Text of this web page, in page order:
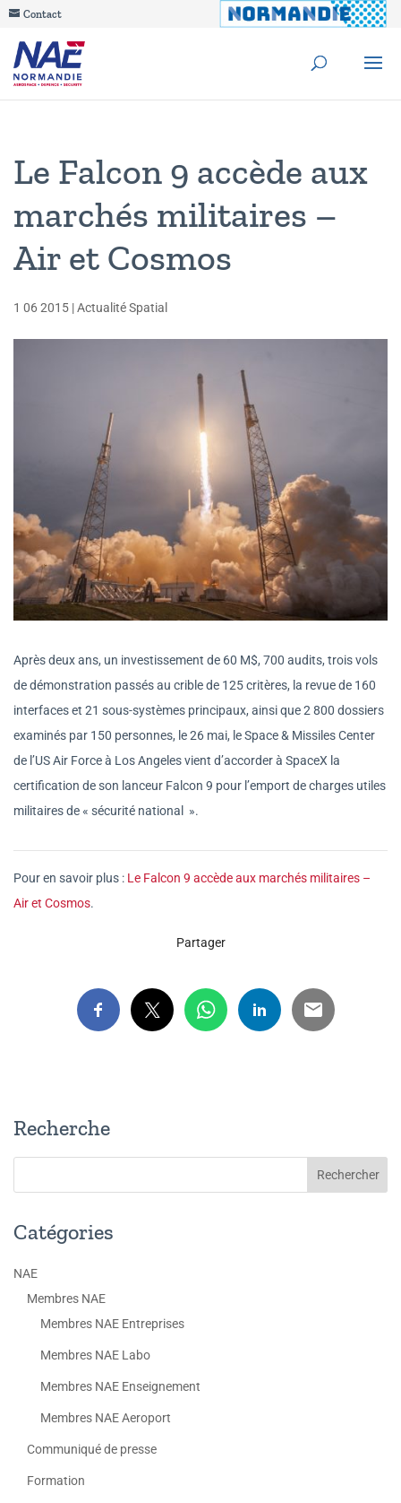
Contact
Le Falcon 9 accède aux
marchés militaires –
Air et Cosmos
1 06 2015 |Actualité Spatial
Après deux ans, un investissement de 60 M$, 700 audits, trois vols
de démonstration passés au crible de 125 critères, la revue de 160
interfaces et 21 sous-systèmes principaux, ainsi que 2 800 dossiers
examinés par 150 personnes, le 26 mai, le Space & Missiles Center
de l’US Air Force à Los Angeles vient d’accorder à SpaceX la
certification de son lanceur Falcon 9 pour l’emport de charges utiles
militaires de « sécurité national ».
Pour en savoir plus : Le Falcon 9 accède aux marchés militaires –
Air et Cosmos.
Partager
Recherche
Catégories
NAE
Membres NAE
Membres NAE Entreprises
Membres NAE Labo
Membres NAE Enseignement
Membres NAE Aeroport
Communiqué de presse
Formation